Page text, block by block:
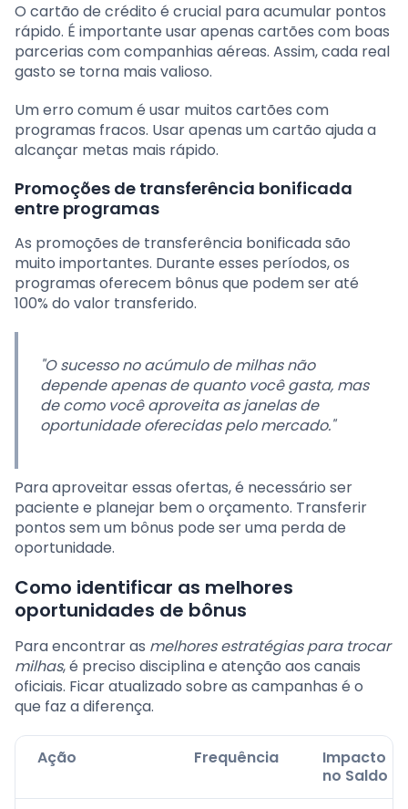
O cartão de crédito é crucial para acumular pontos
rápido. É importante usar apenas cartões com boas
parcerias com companhias aéreas. Assim, cada real
gasto se torna mais valioso.
Um erro comum é usar muitos cartões com
programas fracos. Usar apenas um cartão ajuda a
alcançar metas mais rápido.
Promoções de transferência bonificada
entre programas
As promoções de transferência bonificada são
muito importantes. Durante esses períodos, os
programas oferecem bônus que podem ser até
100% do valor transferido.
"O sucesso no acúmulo de milhas não
depende apenas de quanto você gasta, mas
de como você aproveita as janelas de
oportunidade oferecidas pelo mercado."
Para aproveitar essas ofertas, é necessário ser
paciente e planejar bem o orçamento. Transferir
pontos sem um bônus pode ser uma perda de
oportunidade.
Como identificar as melhores
oportunidades de bônus
Para encontrar as melhores estratégias para trocar
milhas, é preciso disciplina e atenção aos canais
oficiais. Ficar atualizado sobre as campanhas é o
que faz a diferença.
Ação Frequência
Impacto
no Saldo